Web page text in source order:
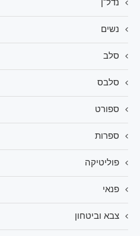
נדל"ן
נשים
סלב
סלבס
ספורט
ספרות
פוליטיקה
פנאי
צבא וביטחון